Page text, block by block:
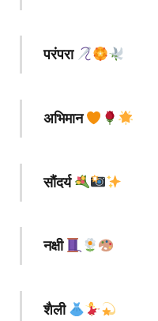
परंपरा
अभिमान
सौंदर्य
नक्षी
शैली